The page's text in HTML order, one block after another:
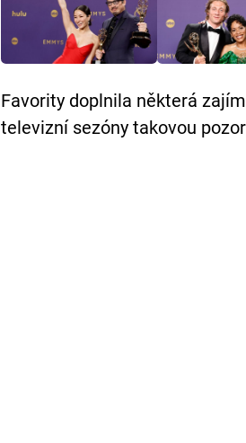
Favority doplnila některá
televizní sezóny takovou